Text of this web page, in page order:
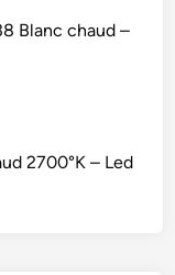
Blanc chaud –
2700°K – Led